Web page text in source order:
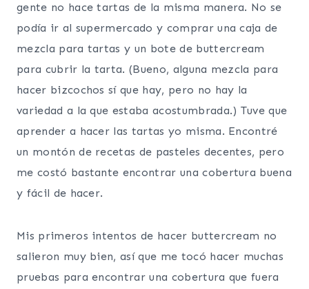
gente no hace tartas de la misma manera. No se
podía ir al supermercado y comprar una caja de
mezcla para tartas y un bote de buttercream
para cubrir la tarta. (Bueno, alguna mezcla para
hacer bizcochos sí que hay, pero no hay la
variedad a la que estaba acostumbrada.) Tuve que
aprender a hacer las tartas yo misma. Encontré
un montón de recetas de pasteles decentes, pero
me costó bastante encontrar una cobertura buena
y fácil de hacer.
Mis primeros intentos de hacer buttercream no
salieron muy bien, así que me tocó hacer muchas
pruebas para encontrar una cobertura que fuera